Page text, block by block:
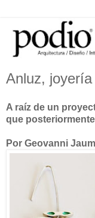
Anluz,
A raíz de un
que
Por Geovanni